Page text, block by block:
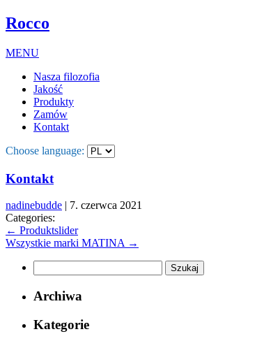
Rocco
MENU
Nasza filozofia
Jakość
Produkty
Zamów
Kontakt
Choose language:
Kontakt
nadinebudde | 7. czerwca 2021
Categories:
← Produktslider
Wszystkie marki MATINA →
Archiwa
Kategorie